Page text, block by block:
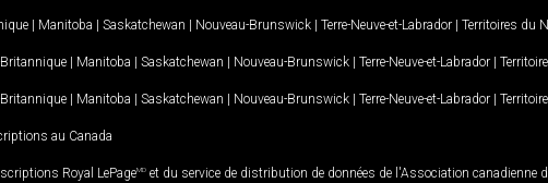
| Manitoba | Saskatchewan | Nouveau-Brunswick | Terre-Neuve-et-Labrador | Territoires du
| Manitoba | Saskatchewan | Nouveau-Brunswick | Terre-Neuve-et-Labrador |
| Manitoba | Saskatchewan | Nouveau-Brunswick | Terre-Neuve-et-Labrador |
au Canada
Royal LePageMD et du service de distribution de données de l'Association canadienne